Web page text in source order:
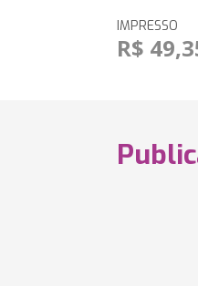
IMPRESSO
R$